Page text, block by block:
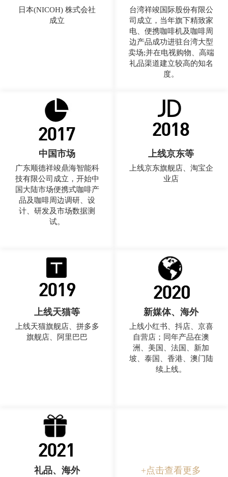
日本(NICOH) 株式会社
成立
台湾祥竣国际股份有限公
司成立，当年旗下精致家
电、便携咖啡机及咖啡周
边产品成功进驻台湾大型
卖场;并在电视购物、高端
礼品渠道建立较高的知名
度。
中国市场
广东顺德祥竣鼎海智能科
技有限公司成立，开始中
国大陆市场便携式咖啡产
品及咖啡周边调研、设
计、研发及市场数据测
试。
上线京东等
上线京东旗舰店、淘宝企
业店
上线天猫等
上线天猫旗舰店、拼多多
旗舰店、阿里巴巴
新媒体、海外
上线小红书、抖店、京喜
自营店；同年产品在澳
洲、美国、法国、新加
坡、泰国、香港、澳门陆
续上线。
礼品、海外 +点击查看更多